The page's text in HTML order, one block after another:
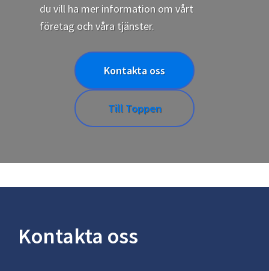
du vill ha mer information om vårt
företag och våra tjänster.
Kontakta oss
Till Toppen
Kontakta oss